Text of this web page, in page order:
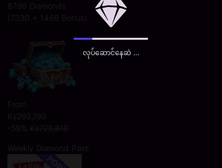
လုပ်ဆောင်နေဆဲ ...
8796 Diamonds
(7330 + 1466 Bonus)
From
Ks293,190
-59% Ks723,810
Weekly Diamond Pass